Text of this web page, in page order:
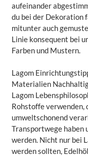
aufeinander
du bei der Dekoration
mitunter auch
Linie konsequent bei
Farben und Mustern.
Lagom
Materialien
Lagom
Rohstoffe verwenden,
umweltschonend
Transportwege haben
werden. Nicht nur bei
werden sollten,